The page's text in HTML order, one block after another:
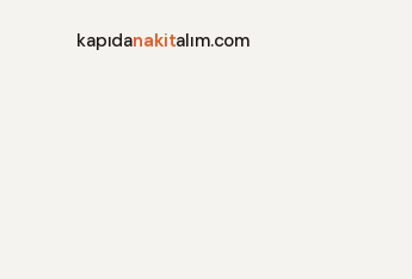
kapıdanakitalım.com